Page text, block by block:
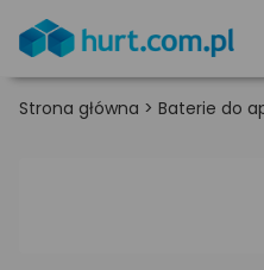
Strona główna > Baterie do